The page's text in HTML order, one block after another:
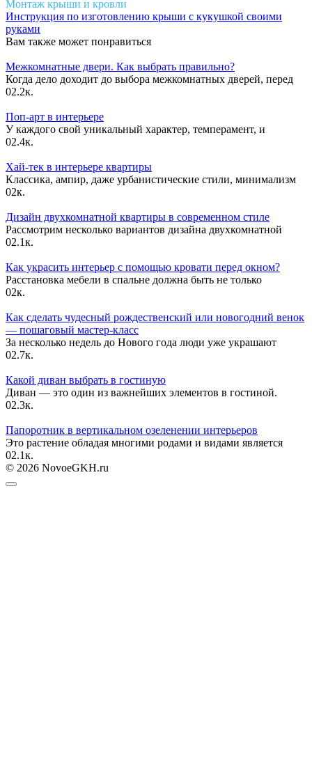
Монтаж крыши и кровли
Инструкция по изготовлению крыши с кукушкой своими
руками
Вам также может понравиться
Межкомнатные двери. Как выбрать правильно?
Когда дело доходит до выбора межкомнатных дверей, перед
02.2к.
Поп-арт в интерьере
У каждого свой уникальный характер, темперамент, и
02.4к.
Хай-тек в интерьере квартиры
Классика, ампир, даже урбанистические стили, минимализм
02к.
Дизайн двухкомнатной квартиры в современном стиле
Рассмотрим несколько вариантов дизайна двухкомнатной
02.1к.
Как украсить интерьер с помощью кровати перед окном?
Расстановка мебели в спальне должна быть не только
02к.
Как сделать чудесный рождественский или новогодний венок
— пошаговый мастер-класс
За несколько недель до Нового года люди уже украшают
02.7к.
Какой диван выбрать в гостиную
Диван — это один из важнейших элементов в гостиной.
02.3к.
Папоротник в вертикальном озеленении интерьеров
Это растение обладая многими родами и видами является
02.1к.
© 2026 NovoeGKH.ru